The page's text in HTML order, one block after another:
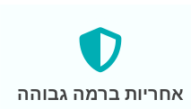
אחריות ברמה גבוהה